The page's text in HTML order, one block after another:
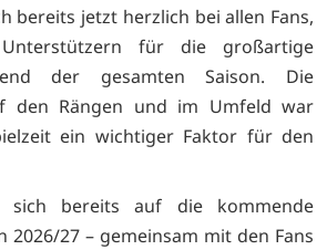
bereits jetzt herzlich bei allen Fans,
für die großartige
der gesamten Saison. Die
den Rängen und im Umfeld war
ein wichtiger Faktor für den
sich bereits auf die kommende
2026/27 – gemeinsam mit den Fans